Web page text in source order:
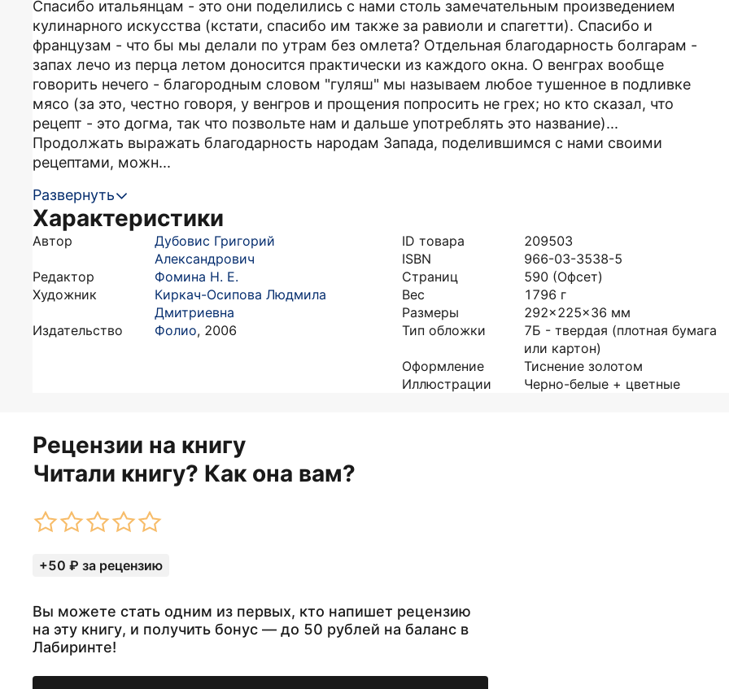
Спасибо итальянцам - это они поделились с нами столь замечательным произведением
кулинарного искусства (кстати, спасибо им также за равиоли и спагетти). Спасибо и
французам - что бы мы делали по утрам без омлета? Отдельная благодарность болгарам -
запах лечо из перца летом доносится практически из каждого окна. О венграх вообще
говорить нечего - благородным словом "гуляш" мы называем любое тушенное в подливке
мясо (за это, честно говоря, у венгров и прощения попросить не грех; но кто сказал, что
рецепт - это догма, так что позвольте нам и дальше употреблять это название)...
Продолжать выражать благодарность народам Запада, поделившимся с нами своими
рецептами, можн...
Развернуть
Характеристики
Автор
Дубовис Григорий
Александрович
Редактор
Фомина Н. Е.
Художник
Киркач-Осипова Людмила
Дмитриевна
Издательство
Фолио, 2006
ID товара
209503
ISBN
966-03-3538-5
Страниц
590 (Офсет)
Вес
1796 г
Размеры
292x225x36 мм
Тип обложки
7Б - твердая (плотная бумага
или картон)
Оформление
Тиснение золотом
Иллюстрации
Черно-белые + цветные
Рецензии на книгу
Читали книгу? Как она вам?
+50 ₽ за рецензию
Вы можете стать одним из первых, кто напишет рецензию
на эту книгу, и получить бонус — до 50 рублей на баланс в
Лабиринте!